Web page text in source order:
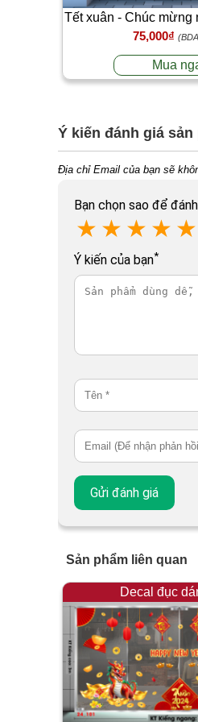
Tết xuân - Chúc mừng
T2
75,000₫
Mua
Ý kiến đánh giá sản
Địa chỉ Email của bạn sẽ
Bạn chọn sao để
★ ★ ★ ★ ★
Ý kiến của bạn*
Sản phẩm liên quan
Decal đục